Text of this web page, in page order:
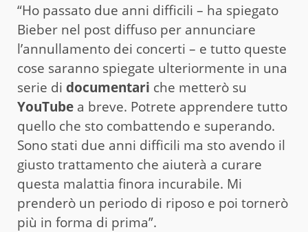
“Ho passato due anni difficili – ha spiegato
Bieber nel post diffuso per annunciare
l’annullamento dei concerti – e tutto queste
cose saranno spiegate ulteriormente in una
serie di documentari che metterò su
YouTube a breve. Potrete apprendere tutto
quello che sto combattendo e superando.
Sono stati due anni difficili ma sto avendo il
giusto trattamento che aiuterà a curare
questa malattia finora incurabile. Mi
prenderò un periodo di riposo e poi tornerò
più in forma di prima”.